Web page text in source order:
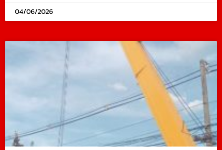
04/06/2026